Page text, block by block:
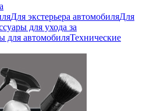
Для экстерьера автомобиляДля
для ухода за
для автомобиляТехнические